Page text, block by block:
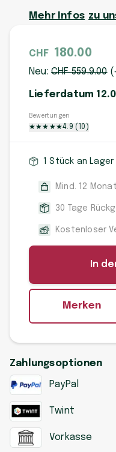
Mehr Infos zu
CHF 180.00
Neu:CHF559.9.00
Lieferdatum
Bewertungen
★★★ ★★4.9 ( 10 )
1 Stück an
Mind. 12
30 Tage
Kostenloser
In
Merken
Zahlungsoptionen
PayPal
Twint
Vorkasse